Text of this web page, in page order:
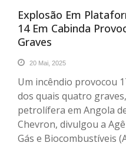
Explosão Em
14 Em Cabinda
Graves
20 Mai, 2025
Um incêndio provocou
dos quais quatro
petrolífera em Angola
Chevron, divulgou a
Gás e Biocombustíveis